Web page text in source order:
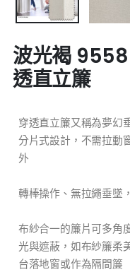
波光褐
透直立簾
穿透直立簾又稱為夢幻
分片式設計，不需拉動
外
轉棒操作、無拉繩垂墜
布紗合一的簾片可多角
光與遮蔽，如布紗簾柔
台落地窗或作為隔間簾